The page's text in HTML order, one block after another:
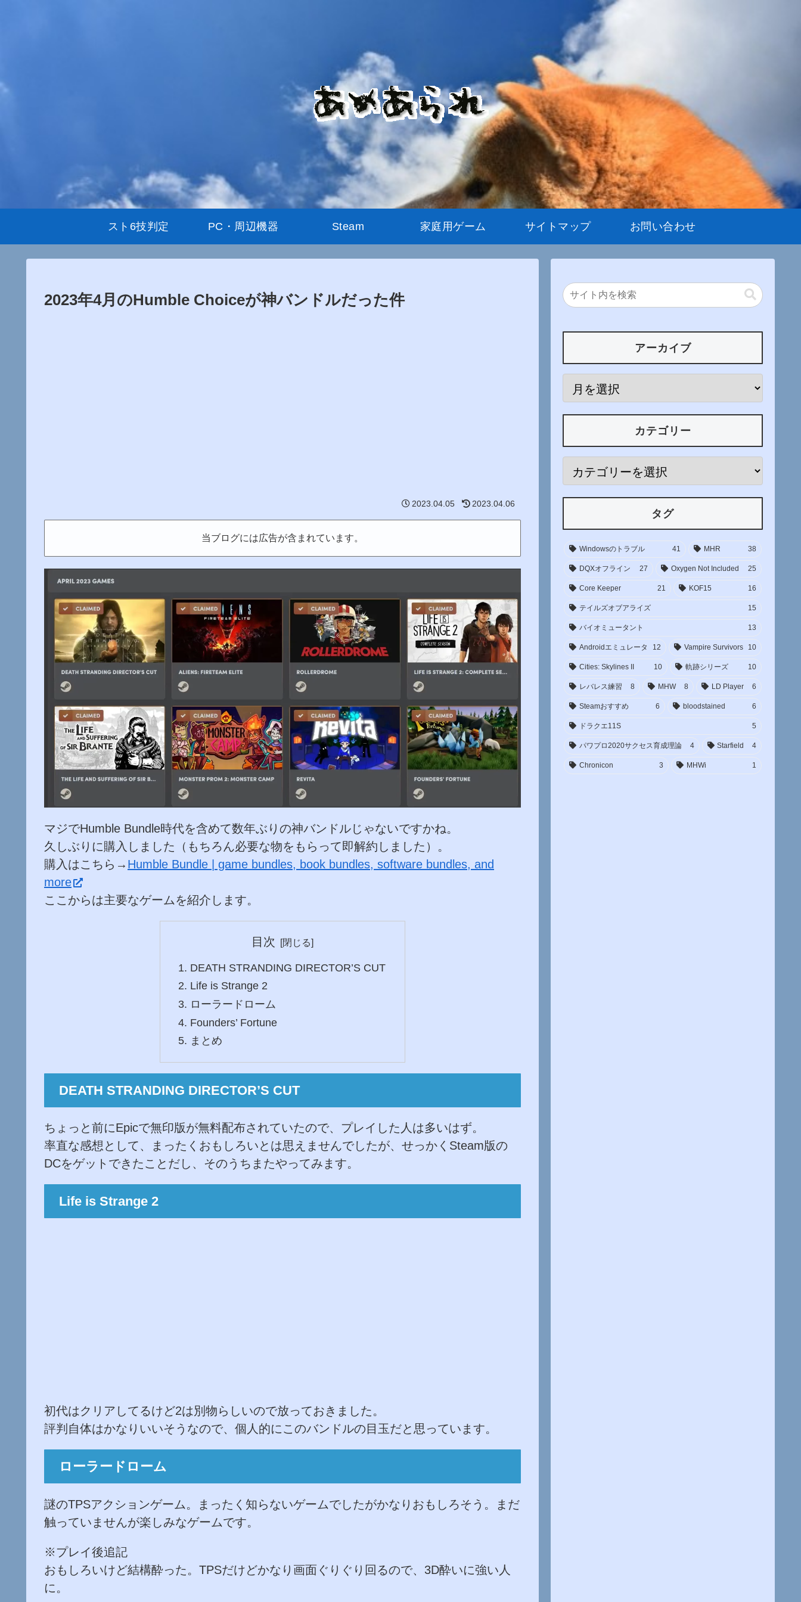
スト6技判定 PC・周辺機器 Steam 家庭用ゲーム サイトマップ お問い合わせ
2023年4月のHumble Choiceが神バンドルだった件
2023.04.05 2023.04.06
当ブログには広告が含まれています。
マジでHumble Bundle時代を含めて数年ぶりの神バンドルじゃないですかね。
久しぶりに購入しました（もちろん必要な物をもらって即解約しました）。
購入はこちら→ Humble Bundle | game bundles, book bundles, software bundles, and
more
ここからは主要なゲームを紹介します。
目次
DEATH STRANDING DIRECTOR’S CUT
Life is Strange 2
ローラードローム
Founders’ Fortune
まとめ
DEATH STRANDING DIRECTOR’S CUT
ちょっと前にEpicで無印版が無料配布されていたので、プレイした人は多いはず。
率直な感想として、まったくおもしろいとは思えませんでしたが、せっかくSteam版の
DCをゲットできたことだし、そのうちまたやってみます。
Life is Strange 2
初代はクリアしてるけど2は別物らしいので放っておきました。
評判自体はかなりいいそうなので、個人的にこのバンドルの目玉だと思っています。
ローラードローム
謎のTPSアクションゲーム。まったく知らないゲームでしたがかなりおもしろそう。まだ
触っていませんが楽しみなゲームです。
※プレイ後追記
おもしろいけど結構酔った。TPSだけどかなり画面ぐりぐり回るので、3D酔いに強い人
に。
アーカイブ
カテゴリー
タグ
Windowsのトラブル 41 MHR 38
DQXオフライン 27 Oxygen Not Included 25
Core Keeper 21 KOF15 16
テイルズオブアライズ 15
バイオミュータント 13
Androidエミュレータ 12 Vampire Survivors 10
Cities: Skylines II 10 軌跡シリーズ 10
レバレス練習 8 MHW 8 LD Player 6
Steamおすすめ 6 bloodstained 6
ドラクエ11S 5
パワプロ2020サクセス育成理論 4 Starfield 4
Chronicon 3 MHWi 1